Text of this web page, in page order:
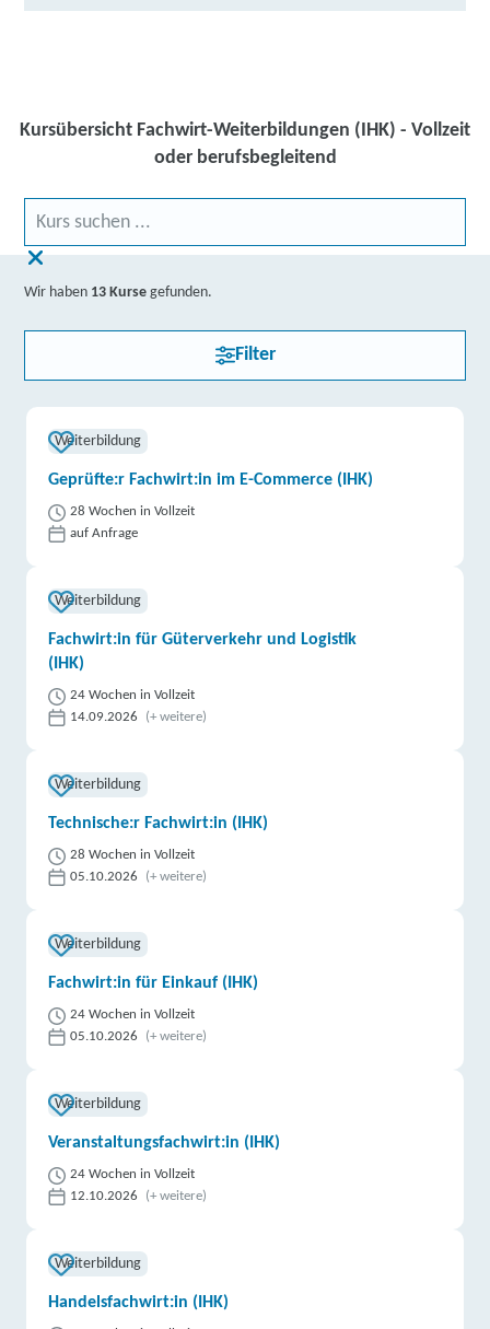
Kursübersicht Fachwirt-Weiterbildungen (IHK) - Vollzeit
oder berufsbegleitend
Wir haben 13 Kurse gefunden.
Filter
Weiterbildung
Geprüfte:r Fachwirt:in im E-Commerce (IHK)
28 Wochen in Vollzeit
auf Anfrage
Weiterbildung
Fachwirt:in für Güterverkehr und Logistik
(IHK)
24 Wochen in Vollzeit
14.09.2026
(+ weitere)
Weiterbildung
Technische:r Fachwirt:in (IHK)
28 Wochen in Vollzeit
05.10.2026
(+ weitere)
Weiterbildung
Fachwirt:in für Einkauf (IHK)
24 Wochen in Vollzeit
05.10.2026
(+ weitere)
Weiterbildung
Veranstaltungsfachwirt:in (IHK)
24 Wochen in Vollzeit
12.10.2026
(+ weitere)
Weiterbildung
Handelsfachwirt:in (IHK)